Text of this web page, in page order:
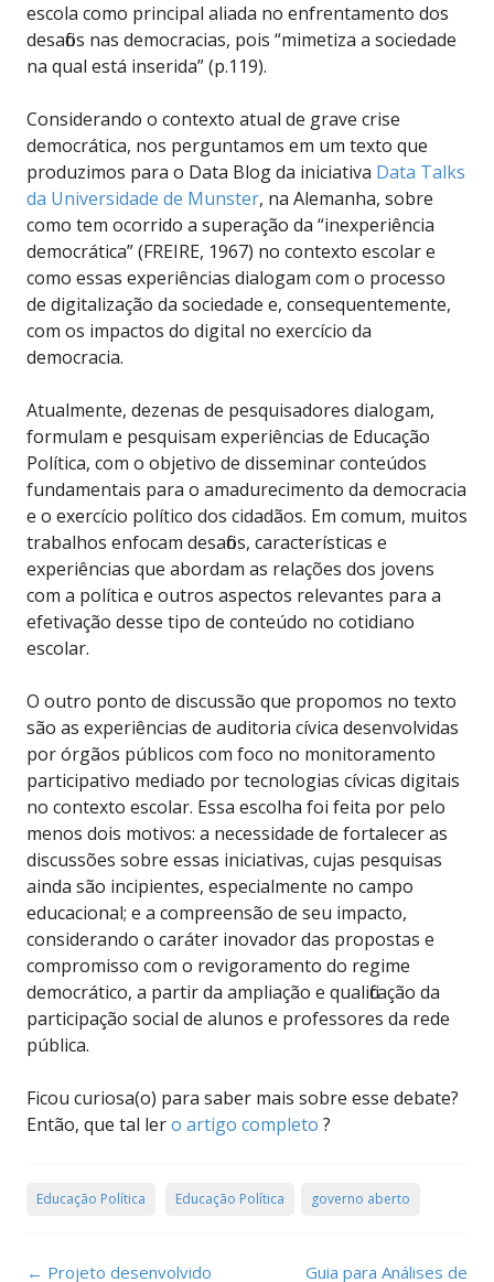
escola como principal aliada no enfrentamento dos
desafios nas democracias, pois “mimetiza a sociedade
na qual está inserida” (p.119).
Considerando o contexto atual de grave crise
democrática, nos perguntamos em um texto que
produzimos para o Data Blog da iniciativa Data Talks
da Universidade de Munster, na Alemanha, sobre
como tem ocorrido a superação da “inexperiência
democrática” (FREIRE, 1967) no contexto escolar e
como essas experiências dialogam com o processo
de digitalização da sociedade e, consequentemente,
com os impactos do digital no exercício da
democracia.
Atualmente, dezenas de pesquisadores dialogam,
formulam e pesquisam experiências de Educação
Política, com o objetivo de disseminar conteúdos
fundamentais para o amadurecimento da democracia
e o exercício político dos cidadãos. Em comum, muitos
trabalhos enfocam desafios, características e
experiências que abordam as relações dos jovens
com a política e outros aspectos relevantes para a
efetivação desse tipo de conteúdo no cotidiano
escolar.
O outro ponto de discussão que propomos no texto
são as experiências de auditoria cívica desenvolvidas
por órgãos públicos com foco no monitoramento
participativo mediado por tecnologias cívicas digitais
no contexto escolar. Essa escolha foi feita por pelo
menos dois motivos: a necessidade de fortalecer as
discussões sobre essas iniciativas, cujas pesquisas
ainda são incipientes, especialmente no campo
educacional; e a compreensão de seu impacto,
considerando o caráter inovador das propostas e
compromisso com o revigoramento do regime
democrático, a partir da ampliação e qualificação da
participação social de alunos e professores da rede
pública.
Ficou curiosa(o) para saber mais sobre esse debate?
Então, que tal lero artigo completo ?
Educação Política Educação Política governo aberto
Post
← Projeto desenvolvido Guia para Análises de